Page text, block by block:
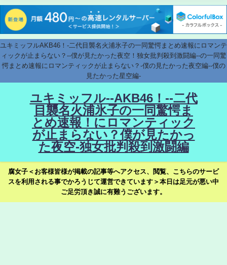
ユキミッフルAKB46！-二代目襲名火浦氷子の一同驚愕まとめ速報にロマンテ
ィックが止まらない？--僕が見たかった夜空！独女批判殺到激闘編--の一同驚
愕まとめ速報にロマンティックが止まらない？-僕の見たかった夜空編--僕の
見たかった星空編-
ユキミッフル--AKB46！--二代
目襲名火浦氷子の一同驚愕ま
とめ速報！にロマンティック
が止まらない？僕が見たかっ
た夜空-独女批判殺到激闘編
腐女子＜お客様皆様が掲載の記事等へアクセス、閲覧、こちらのサービ
スを利用される事でかろうじて運営できています＞本日は足元が悪い中
ご足労頂き誠に有難うございます。